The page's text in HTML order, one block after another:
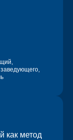
как метод